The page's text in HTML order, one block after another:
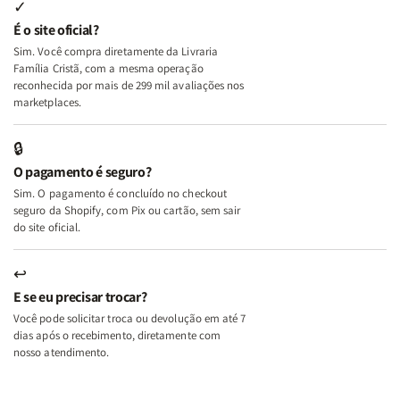
e
Deus
+
A
Mulher
Lar
+
A
Lar
✓
É o site oficial?
Sim. Você compra diretamente da Livraria
Família Cristã, com a mesma operação
reconhecida por mais de 299 mil avaliações nos
marketplaces.
🔒
O pagamento é seguro?
Sim. O pagamento é concluído no checkout
seguro da Shopify, com Pix ou cartão, sem sair
do site oficial.
↩
E se eu precisar trocar?
Você pode solicitar troca ou devolução em até 7
dias após o recebimento, diretamente com
nosso atendimento.